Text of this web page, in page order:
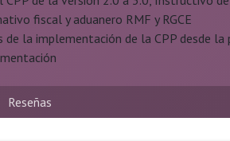
fiscal y aduanero RMF y RGCE
de la implementación de la CPP desde
Reseñas